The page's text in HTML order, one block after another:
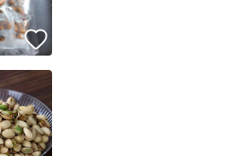
の基準をクリアした安心・安全なユーザーです
はYahoo!フリマの取引を完了させた実績があります
います